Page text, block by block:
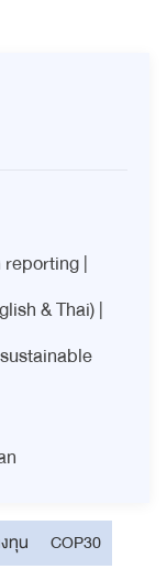
|
& Thai) |
ทุน COP30